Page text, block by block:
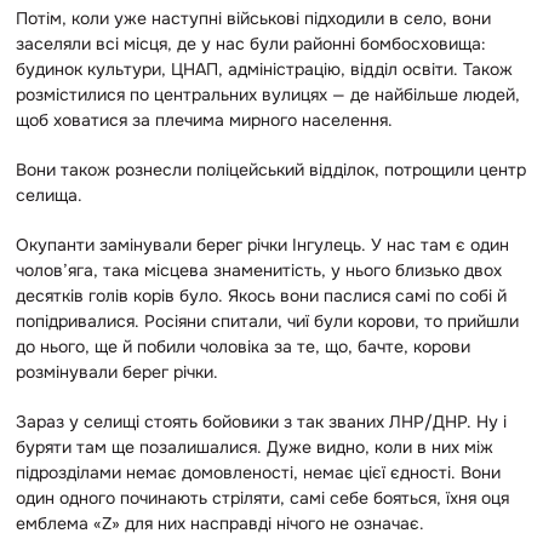
Потім, коли уже наступні військові підходили в село, вони
заселяли всі місця, де у нас були районні бомбосховища:
будинок культури, ЦНАП, адміністрацію, відділ освіти. Також
розмістилися по центральних вулицях — де найбільше людей,
щоб ховатися за плечима мирного населення.
Вони також рознесли поліцейський відділок, потрощили центр
селища.
Окупанти замінували берег річки Інгулець. У нас там є один
чолов’яга, така місцева знаменитість, у нього близько двох
десятків голів корів було. Якось вони паслися самі по собі й
попідривалися. Росіяни спитали, чиї були корови, то прийшли
до нього, ще й побили чоловіка за те, що, бачте, корови
розмінували берег річки.
Зараз у селищі стоять бойовики з так званих ЛНР/ДНР. Ну і
буряти там ще позалишалися. Дуже видно, коли в них між
підрозділами немає домовленості, немає цієї єдності. Вони
один одного починають стріляти, самі себе бояться, їхня оця
емблема «Z» для них насправді нічого не означає.